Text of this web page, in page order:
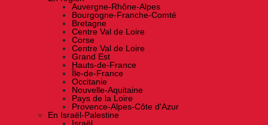
Auvergne-Rhône-Alpes
Bourgogne-Franche-Comté
Bretagne
Centre Val de Loire
Corse
Centre Val de Loire
Grand Est
Hauts-de-France
Île-de-France
Occitanie
Nouvelle-Aquitaine
Pays de la Loire
Provence-Alpes-Côte d'Azur
En Israël-Palestine